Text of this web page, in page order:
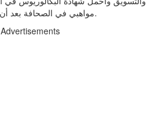
مواهبي في الصحافة بعد أن بدأت العمل في هذا المجال.
Advertisements